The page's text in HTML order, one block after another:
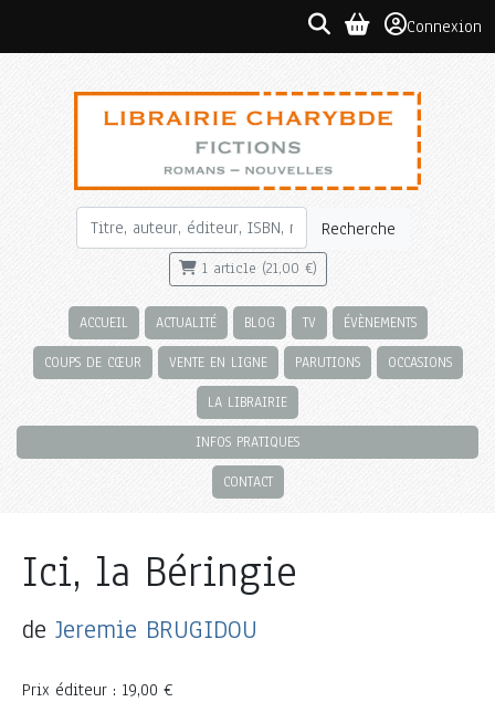
Connexion
Recherche
1 article (21,00 €)
ACCUEIL ACTUALITÉ BLOG TV ÉVÈNEMENTS
COUPS DE CŒUR VENTE EN LIGNE PARUTIONS OCCASIONS
LA LIBRAIRIE
INFOS PRATIQUES
CONTACT
Ici, la Béringie
de Jeremie BRUGIDOU
Prix éditeur : 19,00 €